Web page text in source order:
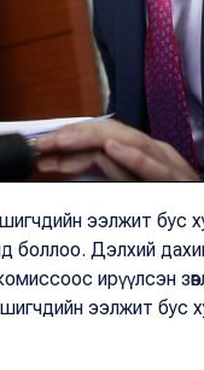
ээлжит бус
боллоо. Дэлхий
ирүүлсэн
ээлжит бус